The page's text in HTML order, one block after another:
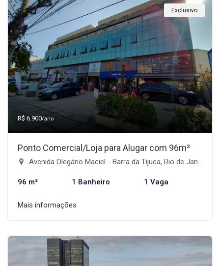
Exclusivo
R$ 6.900/ano
Ponto Comercial/Loja para Alugar com 96m²
Avenida Olegário Maciel - Barra da Tijuca, Rio de Janeiro-RJ
96 m² 1 Banheiro 1 Vaga
Mais informações